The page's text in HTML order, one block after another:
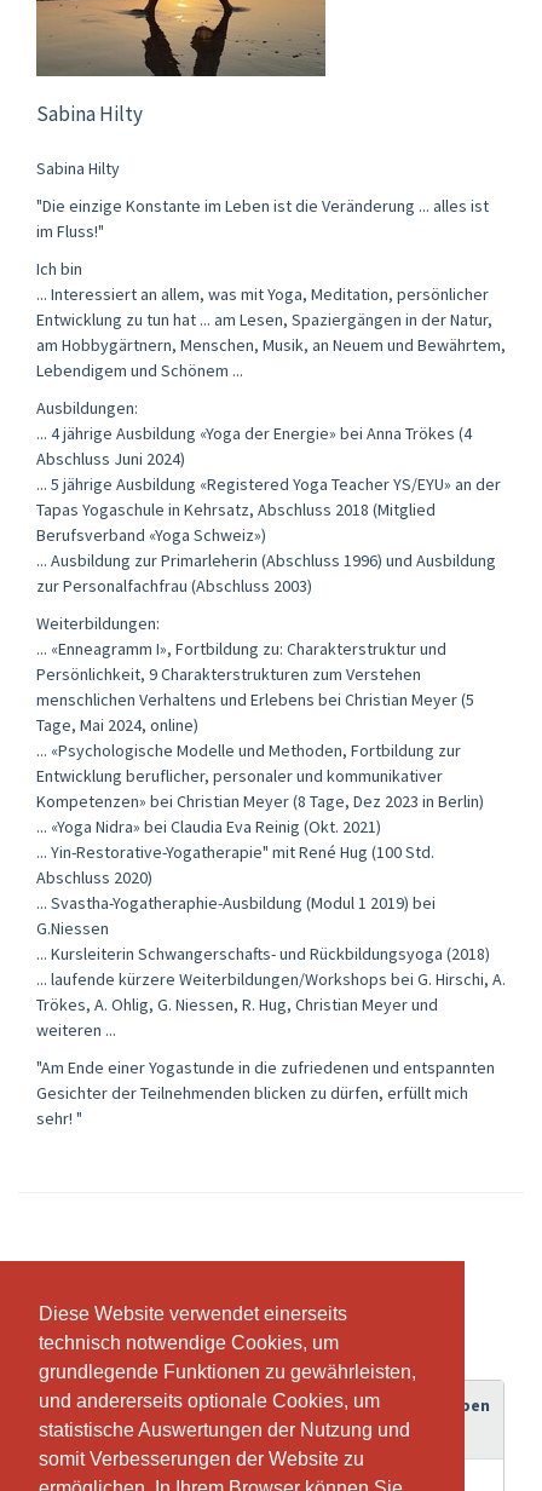
Diese Website verwendet einerseits
technisch notwendige Cookies, um
grundlegende Funktionen zu gewährleisten,
und andererseits optionale Cookies, um
statistische Auswertungen der Nutzung und
somit Verbesserungen der Website zu
Diese Website verwendet einerseits
technisch notwendige Cookies, um
grundlegende Funktionen zu gewährleisten,
und andererseits optionale Cookies, um
statistische Auswertungen der Nutzung und
somit Verbesserungen der Website zu
Sabina Hilty
Sabina Hilty
"Die einzige Konstante im Leben ist die Veränderung ... alles ist
im Fluss!"
Ich bin
... Interessiert an allem, was mit Yoga, Meditation, persönlicher
Entwicklung zu tun hat ... am Lesen, Spaziergängen in der Natur,
am Hobbygärtnern, Menschen, Musik, an Neuem und Bewährtem,
Lebendigem und Schönem ...
Ausbildungen:
... 4 jährige Ausbildung «Yoga der Energie» bei Anna Trökes (4
Abschluss Juni 2024)
... 5 jährige Ausbildung «Registered Yoga Teacher YS/EYU» an der
Tapas Yogaschule in Kehrsatz, Abschluss 2018 (Mitglied
Berufsverband «Yoga Schweiz»)
... Ausbildung zur Primarleherin (Abschluss 1996) und Ausbildung
zur Personalfachfrau (Abschluss 2003)
Weiterbildungen:
... «Enneagramm I», Fortbildung zu: Charakterstruktur und
Persönlichkeit, 9 Charakterstrukturen zum Verstehen
menschlichen Verhaltens und Erlebens bei Christian Meyer (5
Tage, Mai 2024, online)
... «Psychologische Modelle und Methoden, Fortbildung zur
Entwicklung beruflicher, personaler und kommunikativer
Kompetenzen» bei Christian Meyer (8 Tage, Dez 2023 in Berlin)
... «Yoga Nidra» bei Claudia Eva Reinig (Okt. 2021)
... Yin-Restorative-Yogatherapie" mit René Hug (100 Std.
Abschluss 2020)
... Svastha-Yogatheraphie-Ausbildung (Modul 1 2019) bei
G.Niessen
... Kursleiterin Schwangerschafts- und Rückbildungsyoga (2018)
... laufende kürzere Weiterbildungen/Workshops bei G. Hirschi, A.
Trökes, A. Ohlig, G. Niessen, R. Hug, Christian Meyer und
weiteren ...
"Am Ende einer Yogastunde in die zufriedenen und entspannten
Gesichter der Teilnehmenden blicken zu dürfen, erfüllt mich
sehr! "
Abonnement
Gültigkeitsdauer Guthaben
Rückbildungsyoga